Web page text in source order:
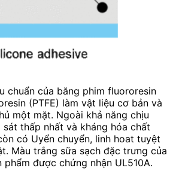
chuẩn của băng phim fluororesin
(PTFE) làm vật liệu cơ bản và
một mặt. Ngoài khả năng chịu
sát thấp nhất và kháng hóa chất
có Uyển chuyển, linh hoat tuyệt
Màu trắng sữa sạch đặc trưng của
phẩm được chứng nhận UL510A.